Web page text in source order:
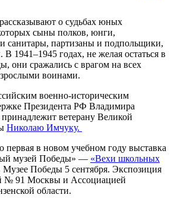
о судьбах юных
сыны полков, юнги,
санитары, партизаны и подпольщики,
В 1941–1945 годах, не желая остаться в
они сражались с врагом на всех
воинами.
военно-историческим
Президента РФ Владимира
ветерану Великой
Николаю Имчуку.
первая в новом учебном году выставка
музей Победы» — «Вехи школьных
Музее Победы 5 сентября. Экспозиция
№ 91 Москвы и Ассоциацией
области.